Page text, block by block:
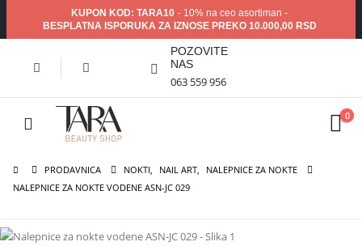
KUPON KOD: TARA10 - 10% na ceo asortiman -
BESPLATNA ISPORUKA ZA IZNOSE PREKO 10.000,00 RSD
POZOVITE
NAS
063 559 956
0
PRODAVNICA NOKTI NAIL ART
NALEPNICE ZA NOKTE
NALEPNICE ZA NOKTE VODENE ASN-JC 029